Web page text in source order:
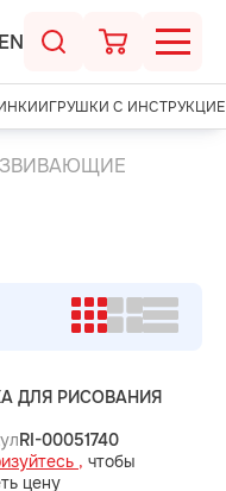
EN
ИГРУШКИ С
ДЛЯ РИСОВАНИЯ
RI-00051740
, чтобы
цену